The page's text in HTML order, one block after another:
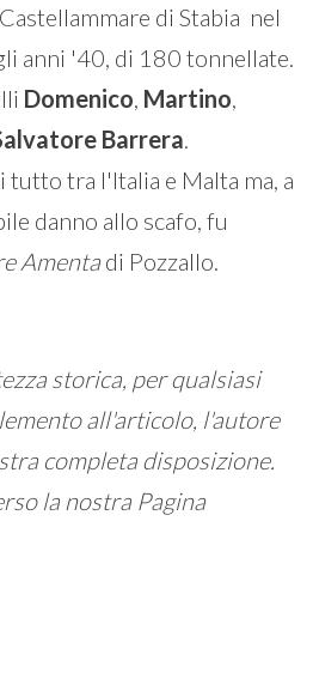
di Stabia nel
anni '40, di 180 tonnellate.
Domenico Martino
Barrera
tutto tra l'Italia e Malta ma, a
danno allo scafo, fu
Amenta di Pozzallo.
storica, per qualsiasi
all'articolo, l'autore
completa disposizione.
la nostra Pagina